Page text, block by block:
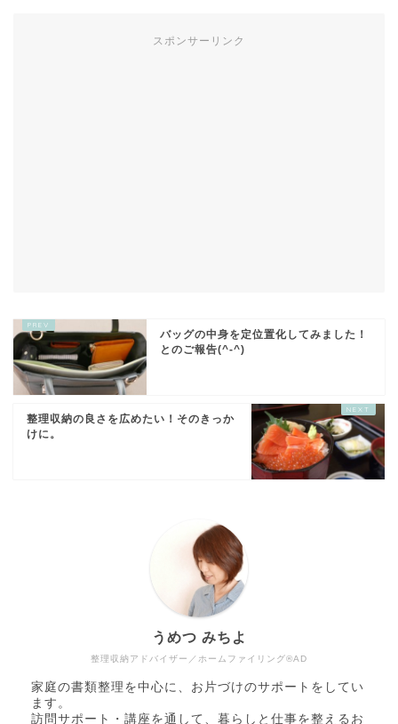
スポンサーリンク
バッグの中身を定位置化してみました！
とのご報告(^-^)
整理収納の良さを広めたい！そのきっか
けに。
整理収納アドバイザー／ホームファイリング®AD
うめつ みちよ
家庭の書類整理を中心に、お片づけのサポートをしてい
ます。
訪問サポート・講座を通して、暮らしと仕事を整えるお